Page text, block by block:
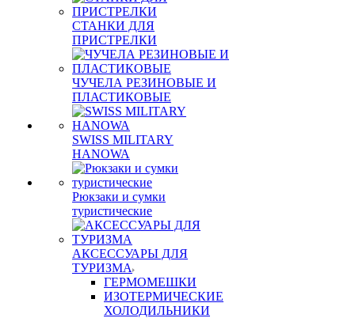
СТАНКИ ДЛЯ
ПРИСТРЕЛКИ
ЧУЧЕЛА РЕЗИНОВЫЕ И
ПЛАСТИКОВЫЕ
SWISS MILITARY
HANOWA
Рюкзаки и сумки
туристические
АКСЕССУАРЫ ДЛЯ
ТУРИЗМА
ГЕРМОМЕШКИ
ИЗОТЕРМИЧЕСКИЕ
ХОЛОДИЛЬНИКИ